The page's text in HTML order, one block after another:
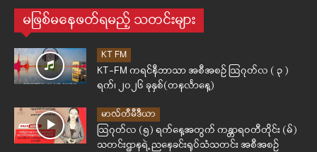
မဖြစ်မနေဖတ်ရမည့် သတင်းများ
KT FM
KT-FM ကရင်နီဘာသာ အစီအစဉ် ဩဂုတ်လ ( ၃ )
ရက်၊ ၂၀၂၆ ခုနှစ်(တနင်္လာနေ့)
မာလ်တီမီဒီယာ
ဩဂုတ်လ (၅) ရက်နေ့အတွက် ကန္တာရဝတီတိုင်း (မ်)
သတင်းဌာနရဲ့ ညနေခင်းရုပ်သံသတင်း အစီအစဉ်